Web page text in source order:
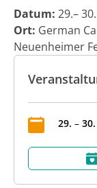
29. – 30.
Datum: 29.–
Ort: German
Neuenheimer